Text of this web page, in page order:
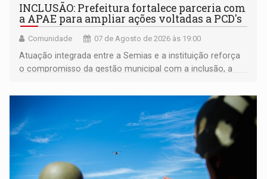
INCLUSÃO: Prefeitura fortalece parceria com
a APAE para ampliar ações voltadas a PCD's
Comunidade 07 de Agosto de 2026 às 19:00
Atuação integrada entre a Semias e a instituição reforça
o compromisso da gestão municipal com a inclusão, a